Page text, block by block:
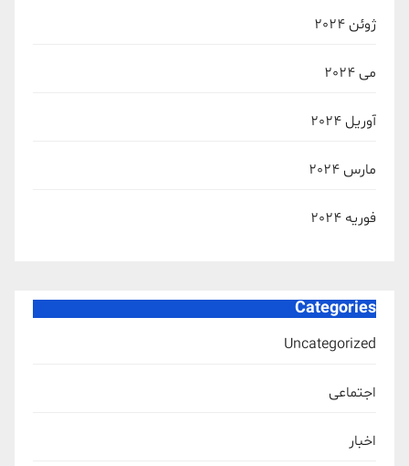
ژوئن 2024
می 2024
آوریل 2024
مارس 2024
فوریه 2024
Categories
Uncategorized
اجتماعی
اخبار